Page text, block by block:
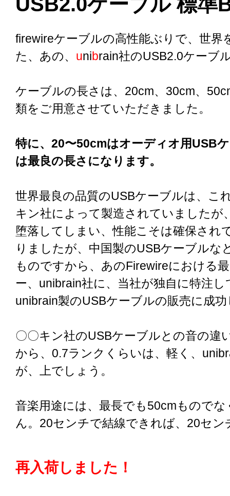
firewireケーブルの高性能ぶりで、世界
た、あの、 unibrain社のUSB2.0ケーブ
ケーブルの長さは、20cm、30cm、
類をご用意させていただきました。
特に、20〜50cmはオーディオ用USB
は最良の長さになります。
世界最良の品質のUSBケーブルは、こ
キン社によって製造されていましたが
堕落してしまい、性能こそは確保され
りましたが、中国製のUSBケーブルな
ものですから、あのFirewireにおける
ー、unibrain社に、当社が独自に特注
unibrain製のUSBケーブルの販売に成
〇〇キン社のUSBケーブルとの音の違
から、0.7ランクくらいは、軽く、
が、上でしょう。
音楽用途には、最長でも50cmもので
ん。20センチで結線できれば、20セン
再入荷しました！